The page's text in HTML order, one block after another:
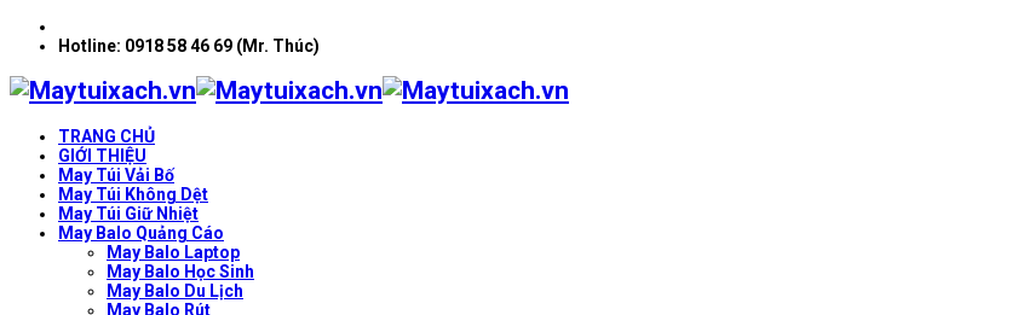
Hotline: 0918 58 46 69 (Mr. Thúc)
TRANG CHỦ
GIỚI THIỆU
May Túi Vải Bố
May Túi Không Dệt
May Túi Giữ Nhiệt
May Balo Quảng Cáo
May Balo Laptop
May Balo Học Sinh
May Balo Du Lịch
May Balo Rút